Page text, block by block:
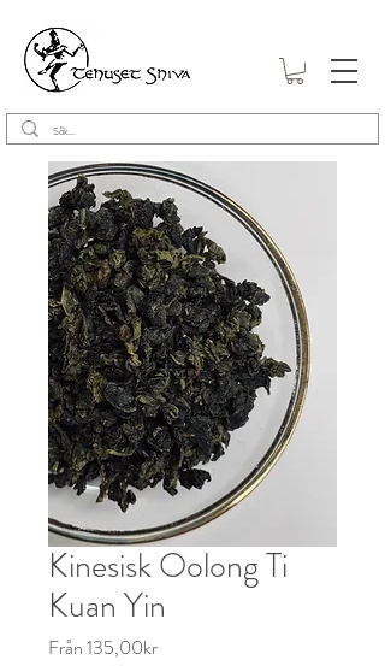
Kinesisk Oolong Ti
Kuan Yin
Från135,00krReapris